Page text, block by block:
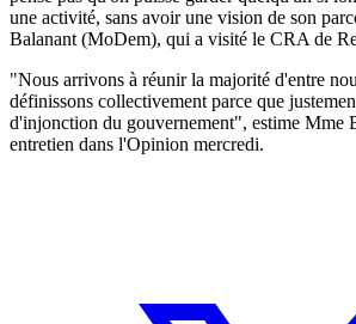
une activité, sans avoir une vision de son
Balanant (MoDem), qui a visité le CRA de
"Nous arrivons à réunir la majorité d'entre
définissons collectivement parce que
d'injonction du gouvernement", estime Mme
entretien dans l'Opinion mercredi.